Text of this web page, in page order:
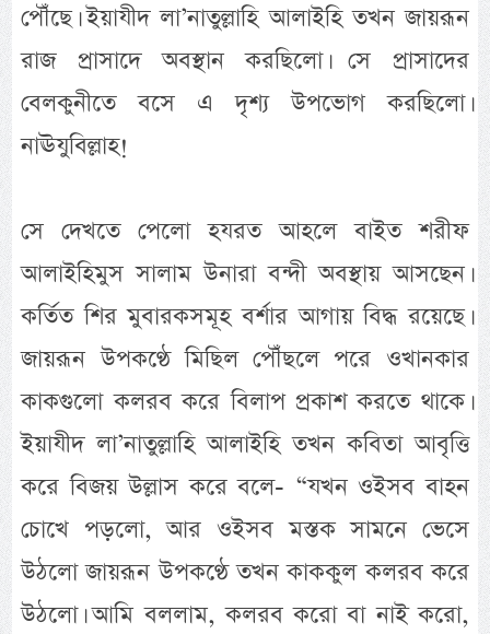
পৌঁছে। ইয়াযীদ লা’নাতুল্লাহি আলাইহি তখন জায়রূন
রাজ প্রাসাদে অবস্থান করছিলো। সে প্রাসাদের
বেলকুনীতে বসে এ দৃশ্য উপভোগ করছিলো।
নাঊযুবিল্লাহ!
সে দেখতে পেলো হযরত আহলে বাইত শরীফ
আলাইহিমুস সালাম উনারা বন্দী অবস্থায় আসছেন।
কর্তিত শির মুবারকসমূহ বর্শার আগায় বিদ্ধ রয়েছে।
জায়রূন উপকণ্ঠে মিছিল পৌঁছলে পরে ওখানকার
কাকগুলো কলরব করে বিলাপ প্রকাশ করতে থাকে।
ইয়াযীদ লা’নাতুল্লাহি আলাইহি তখন কবিতা আবৃত্তি
করে বিজয় উল্লাস করে বলে- “যখন ওইসব বাহন
চোখে পড়লো, আর ওইসব মস্তক সামনে ভেসে
উঠলো জায়রূন উপকণ্ঠে তখন কাককুল কলরব করে
উঠলো। আমি বললাম, কলরব করো বা নাই করো,